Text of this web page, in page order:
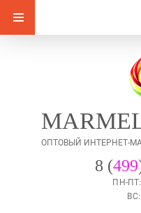
ОПТОВЫЙ ИНТЕРНЕТ-
8 (499
ПН-